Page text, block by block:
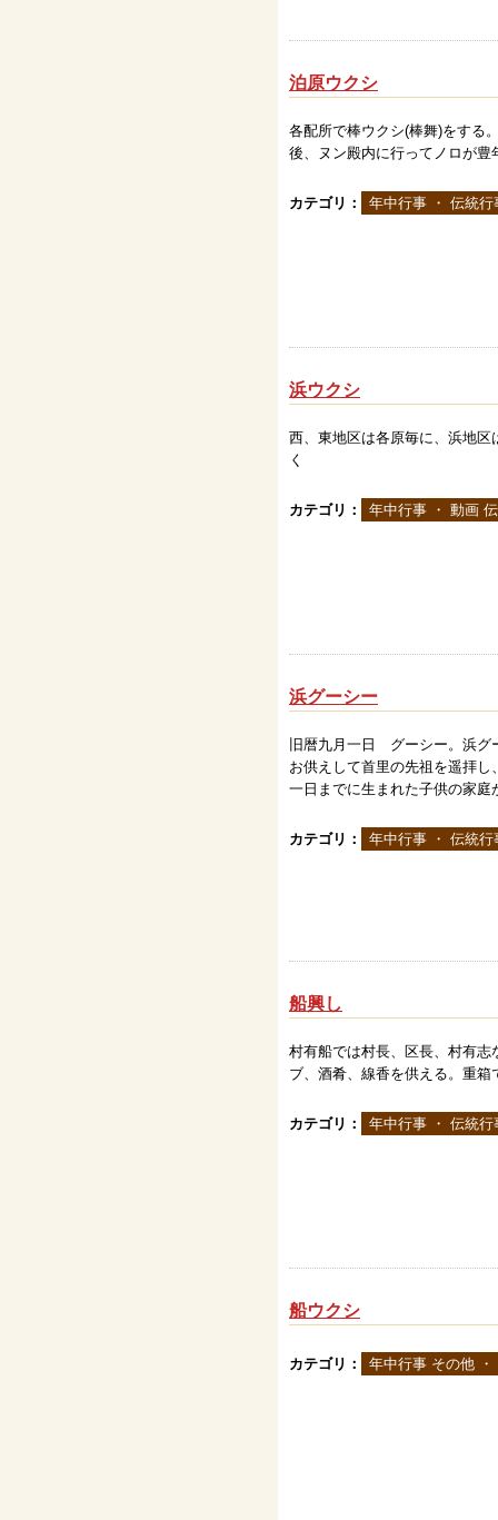
泊原ウクシ
各配所で棒ウクシ(棒舞)をする
後、ヌン殿内に行ってノロが
カテゴリ： 年中行事 ・ 伝統行
浜ウクシ
西、東地区は各原毎に、浜地
く
カテゴリ： 年中行事 ・ 動画
浜グーシー
旧暦九月一日 グーシー。浜グ
お供えして首里の先祖を遥拝
一日までに生まれた子供の家庭
カテゴリ： 年中行事 ・ 伝統行
船興し
村有船では村長、区長、村有
ブ、酒肴、線香を供える。重
カテゴリ： 年中行事 ・ 伝統行
船ウクシ
カテゴリ： 年中行事 その他 ・